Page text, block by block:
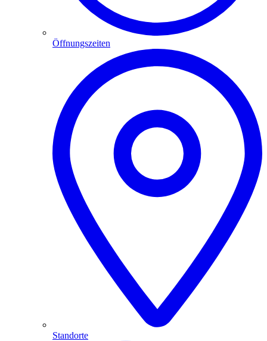
Öffnungszeiten
Standorte